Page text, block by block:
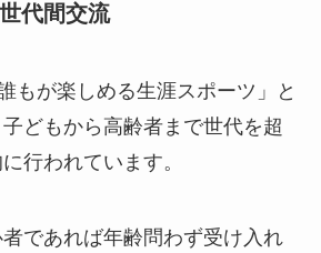
代間交流
もが楽しめる生涯スポーツ」と
どもから高齢者まで世代を超
行われています。
であれば年齢問わず受け入れ